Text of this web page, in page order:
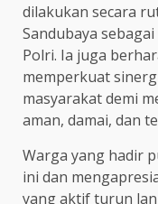
dilakukan secara
Sandubaya
Polri. Ia juga
memperkuat
masyarakat demi
aman, damai, dan
Warga yang hadir
ini dan
yang aktif turun